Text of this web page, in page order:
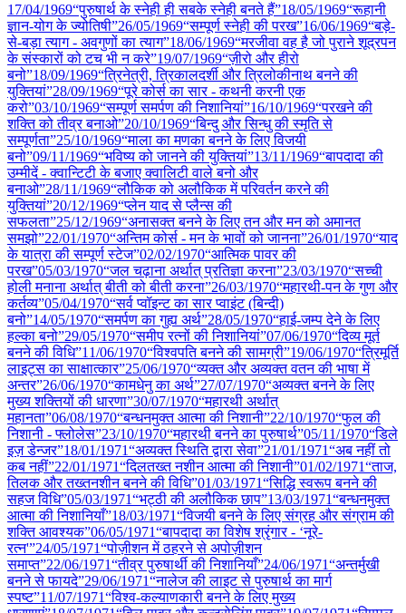
17/04/1969“पुरुषार्थ के स्नेही ही सबके स्नेही बनते हैं”18/05/1969“रूहानी
ज्ञान-योग के ज्योतिषी”26/05/1969“सम्पूर्ण स्नेही की परख”16/06/1969“बड़े-
से-बड़ा त्याग - अवगुणों का त्याग”18/06/1969“मरजीवा वह है जो पुराने शूद्रपन
के संस्कारों को टच भी न करे”19/07/1969“ज़ीरो और हीरो
बनो”18/09/1969“त्रिनेत्री, त्रिकालदर्शी और त्रिलोकीनाथ बनने की
युक्तियां”28/09/1969“पूरे कोर्स का सार - कथनी करनी एक
करो”03/10/1969“सम्पूर्ण समर्पण की निशानियां”16/10/1969“परखने की
शक्ति को तीव्र बनाओ”20/10/1969“बिन्दु और सिन्धु की स्मृति से
सम्पूर्णता”25/10/1969“माला का मणका बनने के लिए विजयी
बनो”09/11/1969“भविष्य को जानने की युक्तियां”13/11/1969“बापदादा की
उम्मीदें - क्वान्टिटी के बजाए क्वालिटी वाले बनो और
बनाओ”28/11/1969“लौकिक को अलौकिक में परिवर्तन करने की
युक्तियां”20/12/1969“प्लेन याद से प्लैन्स की
सफलता”25/12/1969“अनासक्त बनने के लिए तन और मन को अमानत
समझो”22/01/1970“अन्तिम कोर्स - मन के भावों को जानना”26/01/1970“याद
के यात्रा की सम्पूर्ण स्टेज”02/02/1970“आत्मिक पावर की
परख”05/03/1970“जल चढ़ाना अर्थात् प्रतिज्ञा करना”23/03/1970“सच्ची
होली मनाना अर्थात् बीती को बीती करना”26/03/1970“महारथी-पन के गुण और
कर्तव्य”05/04/1970“सर्व प्वॉइन्ट का सार प्वाइंट (बिन्दी)
बनो”14/05/1970“समर्पण का गुह्य अर्थ”28/05/1970“हाई-जम्प देने के लिए
हल्का बनो”29/05/1970“समीप रत्नों की निशानियां”07/06/1970“दिव्य मूर्त
बनने की विधि”11/06/1970“विश्वपति बनने की सामग्री”19/06/1970“त्रिमूर्ति
लाइट्स का साक्षात्कार”25/06/1970“व्यक्त और अव्यक्त वतन की भाषा में
अन्तर”26/06/1970“कामधेनु का अर्थ”27/07/1970“अव्यक्त बनने के लिए
मुख्य शक्तियों की धारणा”30/07/1970“महारथी अर्थात्
महानता”06/08/1970“बन्धनमुक्त आत्मा की निशानी”22/10/1970“फुल की
निशानी - फ्लोलेस”23/10/1970“महारथी बनने का पुरुषार्थ”05/11/1970“डिले
इज़ डेन्जर”18/01/1971“अव्यक्त स्थिति द्वारा सेवा”21/01/1971“अब नहीं तो
कब नहीं”22/01/1971“दिलतख्त नशीन आत्मा की निशानी”01/02/1971“ताज,
तिलक और तख्तनशीन बनने की विधि”01/03/1971“सिद्धि स्वरूप बनने की
सहज विधि”05/03/1971“भट्ठी की अलौकिक छाप”13/03/1971“बन्धनमुक्त
आत्मा की निशानियाँ”18/03/1971“विजयी बनने के लिए संग्रह और संग्राम की
शक्ति आवश्यक”06/05/1971“बापदादा का विशेष श्रृंगार - ‘नूरे-
रत्न'”24/05/1971“पोज़ीशन में ठहरने से अपोज़ीशन
समाप्त”22/06/1971“तीव्र पुरुषार्थी की निशानियाँ”24/06/1971“अन्तर्मुखी
बनने से फायदे”29/06/1971“नालेज की लाइट से पुरुषार्थ का मार्ग
स्पष्ट”11/07/1971“विश्व-कल्याणकारी बनने के लिए मुख्य